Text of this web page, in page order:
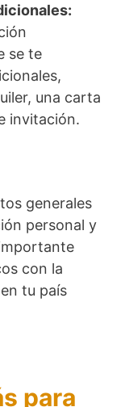
se te
una carta
invitación.
generales
personal y
con la
tu país
para